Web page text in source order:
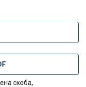
скоба,